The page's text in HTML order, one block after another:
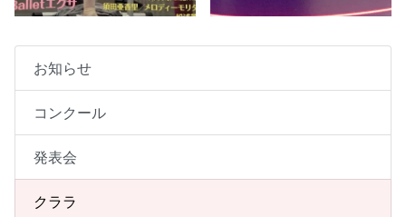
お知らせ
コンクール
発表会
クララ